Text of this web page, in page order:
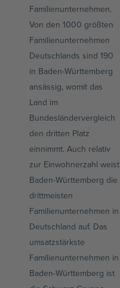
Familienunternehmen.
Von den 1000 größten
Familienunternehmen
Deutschlands sind 190
in Baden-Württemberg
ansässig, womit das
Land im
Bundesländervergleich
den dritten Platz
einnimmt. Auch relativ
zur Einwohnerzahl weist
Baden-Württemberg die
drittmeisten
Familienunternehmen in
Deutschland auf. Das
umsatzstärkste
Familienunternehmen in
Baden-Württemberg ist